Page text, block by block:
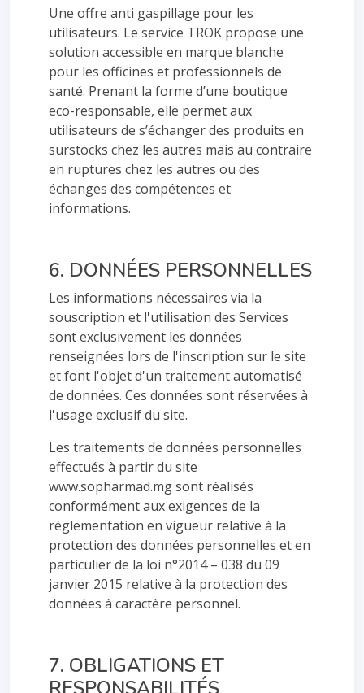
Une offre anti gaspillage pour les
utilisateurs. Le service TROK propose une
solution accessible en marque blanche
pour les officines et professionnels de
santé. Prenant la forme d’une boutique
eco-responsable, elle permet aux
utilisateurs de s’échanger des produits en
surstocks chez les autres mais au contraire
en ruptures chez les autres ou des
échanges des compétences et
informations.
6. DONNÉES PERSONNELLES
Les informations nécessaires via la
souscription et l'utilisation des Services
sont exclusivement les données
renseignées lors de l'inscription sur le site
et font l'objet d'un traitement automatisé
de données. Ces données sont réservées à
l'usage exclusif du site.
Les traitements de données personnelles
effectués à partir du site
www.sopharmad.mg sont réalisés
conformément aux exigences de la
réglementation en vigueur relative à la
protection des données personnelles et en
particulier de la loi n°2014 – 038 du 09
janvier 2015 relative à la protection des
données à caractère personnel.
7. OBLIGATIONS ET